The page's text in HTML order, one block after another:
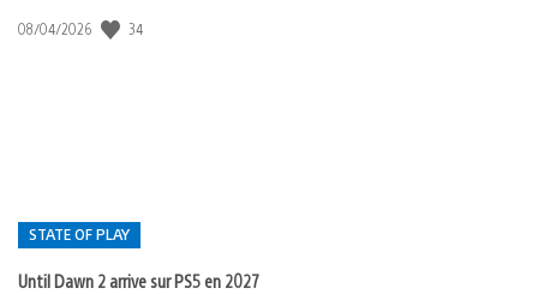
Date
08/04/2026 34
STATE OF PLAY
Until Dawn 2 arrive sur PS5 en 2027